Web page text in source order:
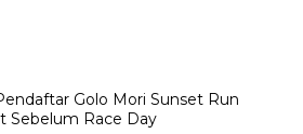
Golo Mori Sunset Run
Sebelum Race Day